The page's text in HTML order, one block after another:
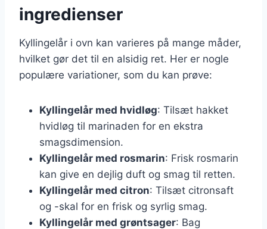
ingredienser
Kyllingelår i ovn kan varieres på mange måder,
hvilket gør det til en alsidig ret. Her er nogle
populære variationer, som du kan prøve:
Kyllingelår med hvidløg: Tilsæt hakket
hvidløg til marinaden for en ekstra
smagsdimension.
Kyllingelår med rosmarin: Frisk rosmarin
kan give en dejlig duft og smag til retten.
Kyllingelår med citron: Tilsæt citronsaft
og -skal for en frisk og syrlig smag.
Kyllingelår med grøntsager: Bag